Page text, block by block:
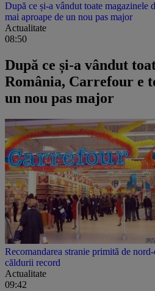
După ce și-a vândut toate magazinele
mai aproape de un nou pas major
Actualitate
08:50
După ce și-a vândut
România, Carrefour e
un nou pas major
Recomandarea stranie primită de
căldurii record
Actualitate
09:42